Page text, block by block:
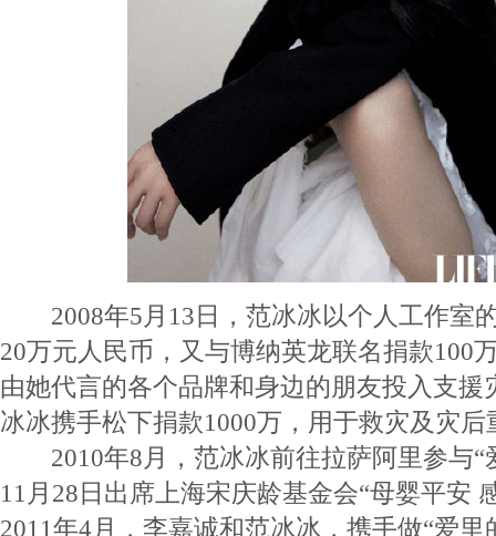
2008年5月13日，范冰冰以个人工作室
20万元人民币，又与博纳英龙联名捐款100
由她代言的各个品牌和身边的朋友投入支援
冰冰携手松下捐款1000万，用于救灾及灾后
2010年8月，范冰冰前往拉萨阿里参与“
11月28日出席上海宋庆龄基金会“母婴平安
2011年4月，李嘉诚和范冰冰，携手做“爱里